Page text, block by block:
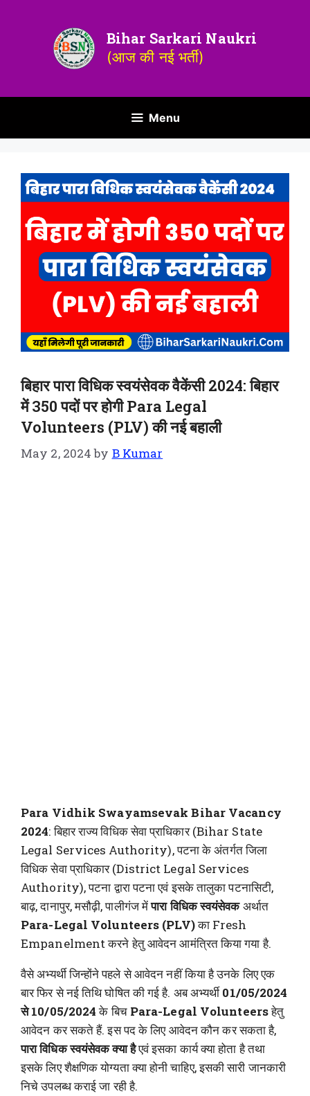
Bihar Sarkari Naukri
(आज की नई भर्ती)
Menu
बिहार पारा विधिक स्वयंसेवक वैकेंसी 2024: बिहार
में 350 पदों पर होगी Para Legal
Volunteers (PLV) की नई बहाली
May 2, 2024 by B Kumar
Para Vidhik Swayamsevak Bihar Vacancy
2024: बिहार राज्य विधिक सेवा प्राधिकार (Bihar State
Legal Services Authority), पटना के अंतर्गत जिला
विधिक सेवा प्राधिकार (District Legal Services
Authority), पटना द्वारा पटना एवं इसके तालुका पटनासिटी,
बाढ़, दानापुर, मसौढ़ी, पालीगंज मेंपारा विधिक स्वयंसेवकअर्थात
Para-Legal Volunteers (PLV)का Fresh
Empanelment करने हेतु आवेदन आमंत्रित किया गया है.
वैसे अभ्यर्थी जिन्होंने पहले से आवेदन नहीं किया है उनके लिए एक
बार फिर से नई तिथि घोषित की गई है. अब अभ्यर्थी01/05/2024
से 10/05/2024के बिच Para-Legal Volunteersहेतु
आवेदन कर सकते हैं. इस पद के लिए आवेदन कौन कर सकता है,
पारा विधिक स्वयंसेवक क्या हैएवं इसका कार्य क्या होता है तथा
इसके लिए शैक्षणिक योग्यता क्या होनी चाहिए, इसकी सारी जानकारी
निचे उपलब्ध कराई जा रही है.